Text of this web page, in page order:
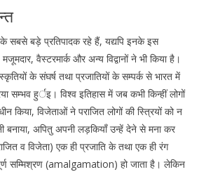
के सबसे बड़े प्रतिपादक रहे हैं, यद्यपि इनके इस
वैस्टरमार्क और अन्य विद्वानों ने भी किया है।
के संघर्ष तथा प्रजातियों के सम्पर्क से भारत में
सम्भव हुर्इ। विश्व इतिहास में जब कभी किन्हीं लोगों
किया, विजेताओं ने पराजित लोगों की स्त्रियों को न
बनाया, अपितु अपनी लड़कियाँ उन्हें देने से मना कर
व विजेता) एक ही प्रजाति के तथा एक ही रंग
सम्मिश्रण (amalgamation) हो जाता है। लेकिन